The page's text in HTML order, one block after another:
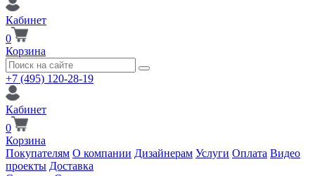
Кабинет
0
Корзина
+7 (495) 120-28-19
Кабинет
0
Корзина
Покупателям О компании Дизайнерам Услуги Оплата Видео
проекты Доставка